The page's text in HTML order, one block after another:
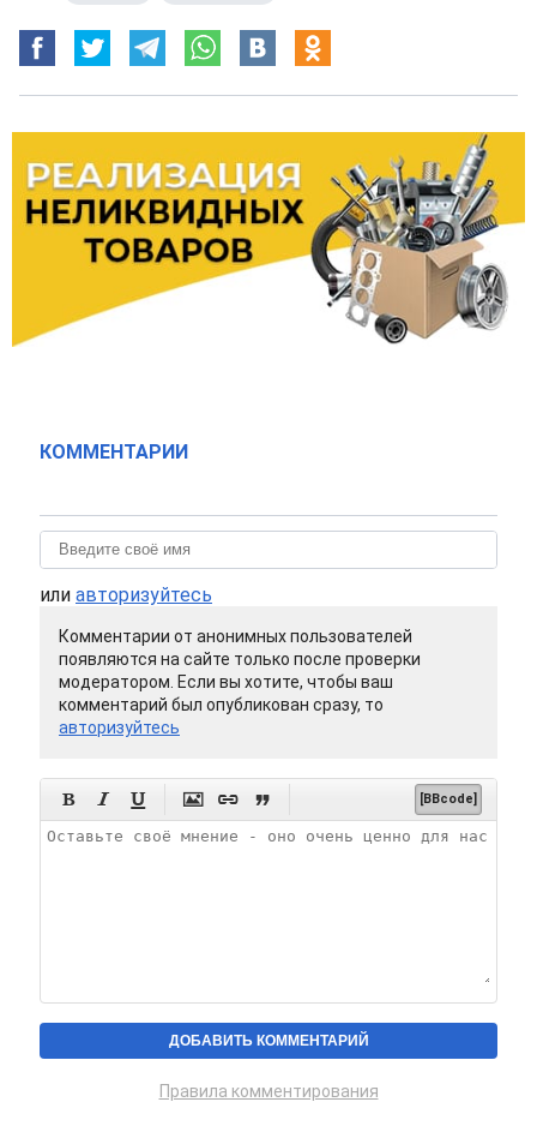
КОММЕНТАРИИ
или авторизуйтесь
Комментарии от анонимных пользователей
появляются на сайте только после проверки
модератором. Если вы хотите, чтобы ваш
комментарий был опубликован сразу, то
авторизуйтесь
      [BBcode]
Правила комментирования